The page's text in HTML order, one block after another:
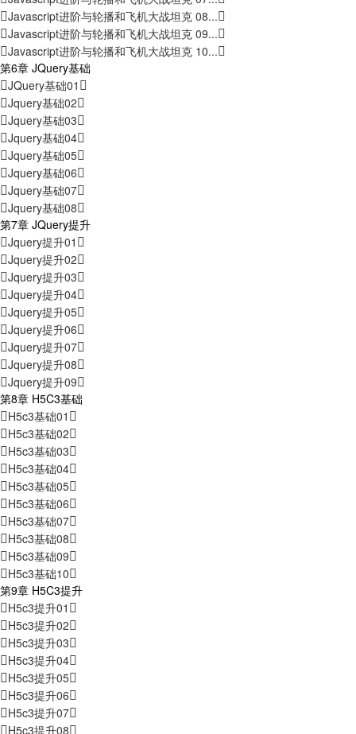
Javascript进阶与轮播和飞机大战坦克 08...
Javascript进阶与轮播和飞机大战坦克 09...
Javascript进阶与轮播和飞机大战坦克 10...
第6章 JQuery基础
JQuery基础01
Jquery基础02
Jquery基础03
Jquery基础04
Jquery基础05
Jquery基础06
Jquery基础07
Jquery基础08
第7章 JQuery提升
Jquery提升01
Jquery提升02
Jquery提升03
Jquery提升04
Jquery提升05
Jquery提升06
Jquery提升07
Jquery提升08
Jquery提升09
第8章 H5C3基础
H5c3基础01
H5c3基础02
H5c3基础03
H5c3基础04
H5c3基础05
H5c3基础06
H5c3基础07
H5c3基础08
H5c3基础09
H5c3基础10
第9章 H5C3提升
H5c3提升01
H5c3提升02
H5c3提升03
H5c3提升04
H5c3提升05
H5c3提升06
H5c3提升07
H5c3提升08